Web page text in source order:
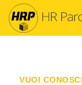
VUOI